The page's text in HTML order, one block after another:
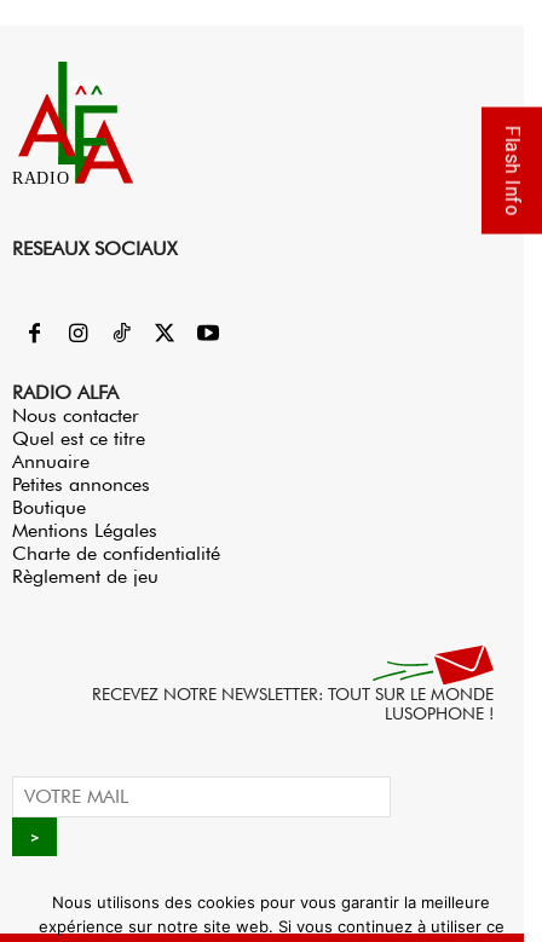
RADIO
RESEAUX SOCIAUX
RADIO ALFA
Nous contacter
Quel est ce titre
Annuaire
Petites annonces
Boutique
Mentions Légales
Charte de confidentialité
Règlement de jeu
RECEVEZ NOTRE NEWSLETTER: TOUT SUR LE MONDE
LUSOPHONE !
Flash Info
Nous utilisons des cookies pour vous garantir la meilleure
expérience sur notre site web. Si vous continuez à utiliser ce